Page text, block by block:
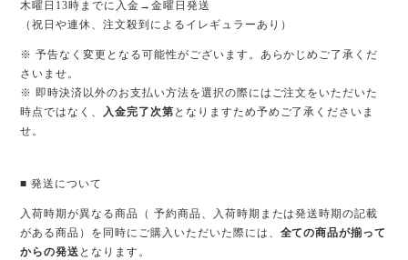
木曜日13時までに入金→金曜日発送
（祝日や連休、注文殺到によるイレギュラーあり）
※ 予告なく変更となる可能性がございます。あらかじめご了承くだ
さいませ。
※ 即時決済以外のお支払い方法を選択の際にはご注文をいただいた
時点ではなく、 入金完了次第 となりますため予めご了承くださいま
せ。
■ 発送について
入荷時期が異なる商品（ 予約商品、入荷時期または発送時期の記載
がある商品）を同時にご購入いただいた際には、 全ての商品が揃って
からの発送 となります。